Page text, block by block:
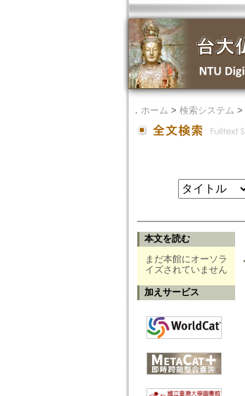
． ホーム > 検索システム >
本文を読む
まだ本館にオーソラ
イズされていません
加えサービス